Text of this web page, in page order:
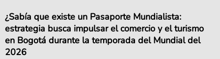
¿Sabía que existe un Pasaporte Mundialista:
estrategia busca impulsar el comercio y el turismo
en Bogotá durante la temporada del Mundial del
2026